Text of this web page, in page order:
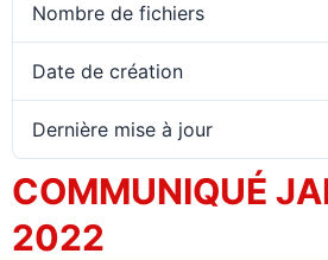
Nombre de fichiers
Date de création
Dernière mise à jour
COMMUNIQUÉ
2022